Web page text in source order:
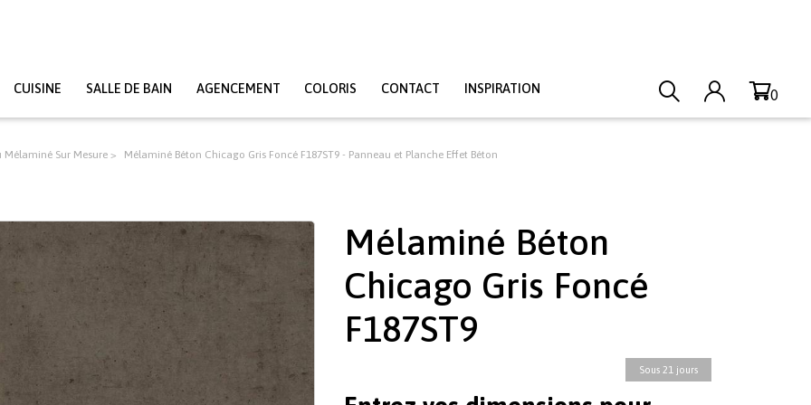
CUISINE SALLE DE BAIN AGENCEMENT COLORIS CONTACT INSPIRATION 0
Mélaminé Sur Mesure Mélaminé Béton Chicago Gris Foncé F187ST9 - Panneau et Planche Effet Béton
Mélaminé Béton
Chicago Gris Foncé
F187ST9
Sous 21 jours